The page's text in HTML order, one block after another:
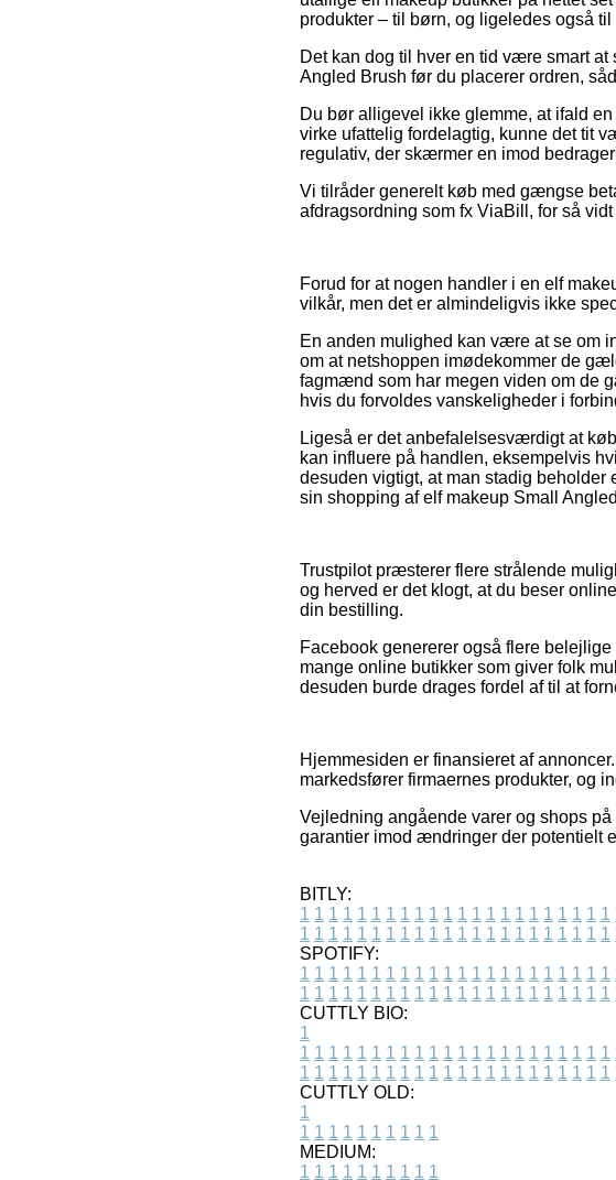
produkter – til børn, og ligeledes også
Det kan dog til hver en tid være smart at
Angled Brush før du placerer ordren,
Du bør alligevel ikke glemme, at ifald
virke ufattelig fordelagtig, kunne det tit
regulativ, der skærmer en imod
Vi tilråder generelt køb med gængse
afdragsordning som fx ViaBill, for så
Forud for at nogen handler i en elf
vilkår, men det er almindeligvis ikke
En anden mulighed kan være at se om
om at netshoppen imødekommer de
fagmænd som har megen viden om de
hvis du forvoldes vanskeligheder i
Ligeså er det anbefalelsesværdigt at
kan influere på handlen, eksempelvis
desuden vigtigt, at man stadig
sin shopping af elf makeup Small
Trustpilot præsterer flere strålende
og herved er det klogt, at du beser
din bestilling.
Facebook genererer også flere
mange online butikker som giver folk
desuden burde drages fordel af til at
Hjemmesiden er finansieret af
markedsfører firmaernes produkter, og
Vejledning angående varer og shops
garantier imod ændringer der potentielt
BITLY:
1 1 1 1 1 1 1 1 1 1 1 1 1 1 1 1 1 1 1 1 1 1
1 1 1 1 1 1 1 1 1 1 1 1 1 1 1 1 1 1 1 1 1 1
SPOTIFY:
1 1 1 1 1 1 1 1 1 1 1 1 1 1 1 1 1 1 1 1 1 1
1 1 1 1 1 1 1 1 1 1 1 1 1 1 1 1 1 1 1 1 1 1
CUTTLY BIO:
1
1 1 1 1 1 1 1 1 1 1 1 1 1 1 1 1 1 1 1 1 1 1
1 1 1 1 1 1 1 1 1 1 1 1 1 1 1 1 1 1 1 1 1 1
CUTTLY OLD:
1
1 1 1 1 1 1 1 1 1 1
MEDIUM:
1 1 1 1 1 1 1 1 1 1